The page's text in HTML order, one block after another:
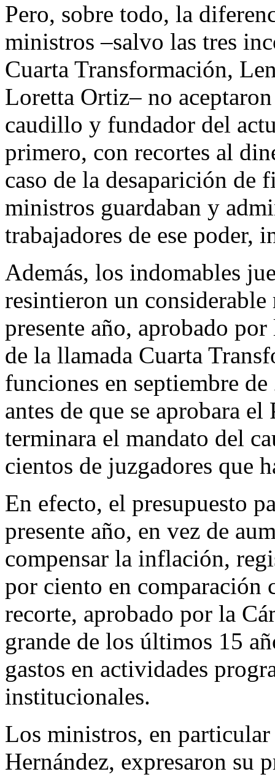
Pero, sobre todo, la
ministros –salvo las tres
Cuarta Transformación,
Loretta Ortiz– no
caudillo y fundador del
primero, con recortes al
caso de la desaparición de
ministros guardaban y
trabajadores de ese poder,
Además, los indomables
resintieron un considerable
presente año, aprobado
de la llamada Cuarta
funciones en septiembre de
antes de que se aprobara
terminara el mandato del
cientos de juzgadores que
En efecto, el presupuesto
presente año, en vez de
compensar la inflación,
por ciento en comparación
recorte, aprobado por la
grande de los últimos 15
gastos en actividades
institucionales.
Los ministros, en
Hernández, expresaron su